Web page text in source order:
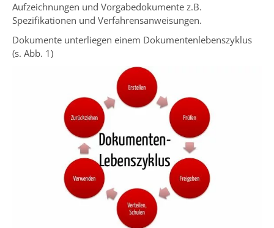
Aufzeichnungen und Vorgabedokumente z.B.
Spezifikationen und Verfahrensanweisungen.
Dokumente unterliegen einem Dokumentenlebenszyklus
(s. Abb. 1)